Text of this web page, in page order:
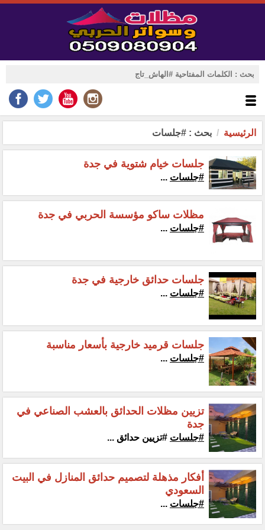
الرئيسية بحث : #جلسات
جلسات خيام شتوية في جدة
#جلسات ...
مظلات ساكو مؤسسة الحربي في جدة
#جلسات ...
جلسات حدائق خارجية في جدة
#جلسات ...
جلسات قرميد خارجية بأسعار مناسبة
#جلسات ...
تزيين مظلات الحدائق بالعشب الصناعي في
جدة
#جلسات #تزيين حدائق ...
أفكار مذهلة لتصميم حدائق المنازل في البيت
السعودي
#جلسات ...